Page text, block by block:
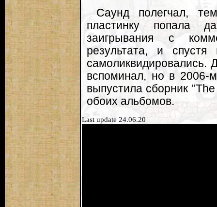
Саунд полегчал,
пластинку попала
заигрывания с
результата, и
самоликвидировались.
вспоминал, но в 2006-
выпустила сборник
обоих альбомов.
Last update 24.06.20